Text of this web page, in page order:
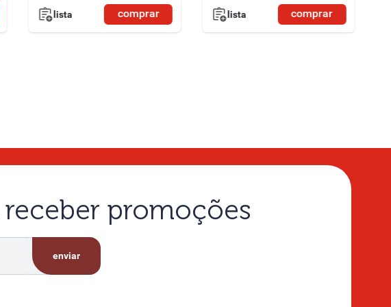
lista comprar lista comprar
promoções
enviar